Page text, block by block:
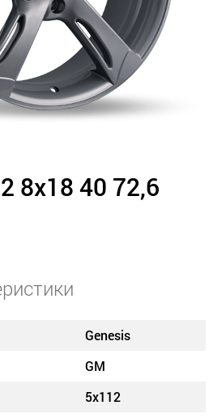
8x18 40 72,6
Genesis
GM
5x112